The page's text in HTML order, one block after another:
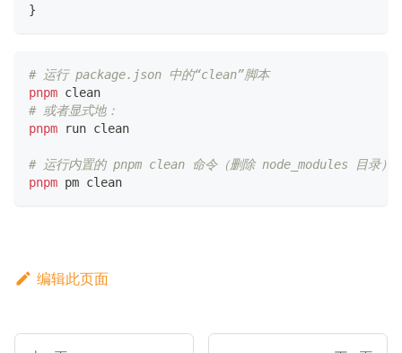
}
# 运行 package.json 中的“clean”脚本
pnpm clean
# 或者显式地：
pnpm run clean
# 运行内置的 pnpm clean 命令（删除 node_modules 目录）
pnpm pm clean
编辑此页面